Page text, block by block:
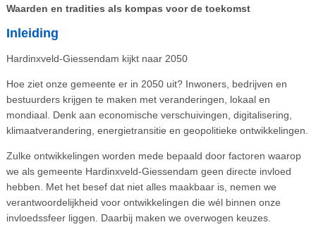
Waarden en tradities als kompas voor de toekomst
Inleiding
Hardinxveld-Giessendam kijkt naar 2050
Hoe ziet onze gemeente er in 2050 uit? Inwoners, bedrijven en
bestuurders krijgen te maken met veranderingen, lokaal en
mondiaal. Denk aan economische verschuivingen, digitalisering,
klimaatverandering, energietransitie en geopolitieke ontwikkelingen.
Zulke ontwikkelingen worden mede bepaald door factoren waarop
we als gemeente Hardinxveld-Giessendam geen directe invloed
hebben. Met het besef dat niet alles maakbaar is, nemen we
verantwoordelijkheid voor ontwikkelingen die wél binnen onze
invloedssfeer liggen. Daarbij maken we overwogen keuzes.